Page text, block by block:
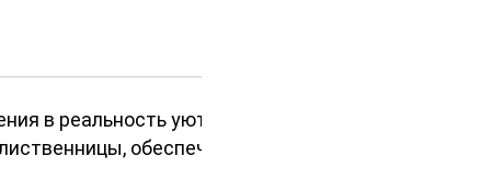
в реальность уютных уголков
обеспечивая вам не